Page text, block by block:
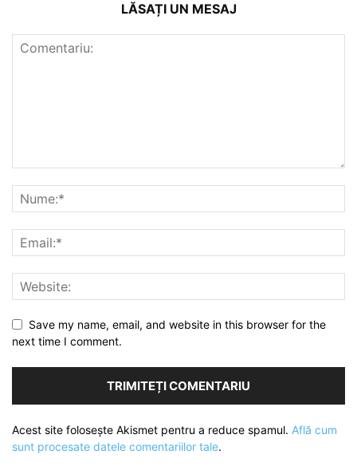
LĂSAȚI UN MESAJ
Save my name, email, and website in this browser for the
next time I comment.
Acest site folosește Akismet pentru a reduce spamul. Află cum
sunt procesate datele comentariilor tale.